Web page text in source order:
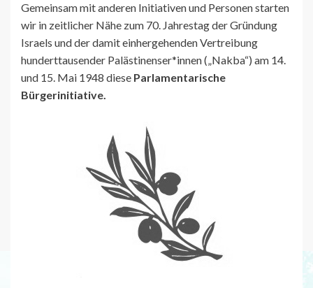
Gemeinsam mit anderen Initiativen und Personen starten
wir in zeitlicher Nähe zum 70. Jahrestag der Gründung
Israels und der damit einhergehenden Vertreibung
hunderttausender Palästinenser*innen („Nakba“) am 14.
und 15. Mai 1948 diese Parlamentarische
Bürgerinitiative.